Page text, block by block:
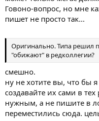
Говоно-вопрос, но мне
пишет не просто так...
Оригинально. Типа решил
"обижают" в редколлегии?
смешно.
ну не хотите вы, что бы
создавайте их сами в
нужным, а не пишите в
переместились сюда.